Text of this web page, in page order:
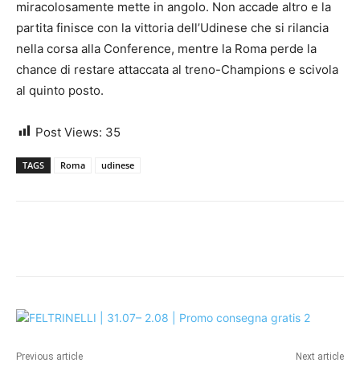
miracolosamente mette in angolo. Non accade altro e la
partita finisce con la vittoria dell’Udinese che si rilancia
nella corsa alla Conference, mentre la Roma perde la
chance di restare attaccata al treno-Champions e scivola
al quinto posto.
Post Views: 35
TAGS Roma udinese
Previous article Next article